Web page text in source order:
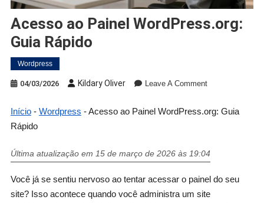
Acesso ao Painel WordPress.org:
Guia Rápido
Wordpress
04/03/2026 Kildary Oliver Leave A Comment
Início- Wordpress -Acesso ao Painel WordPress.org: Guia
Rápido
Última atualização em 15 de março de 2026 às 19:04
Você já se sentiu nervoso ao tentar acessar o painel do seu
site? Isso acontece quando você administra um site